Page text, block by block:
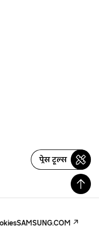
प्रेस टूल्स
SAMSUNG.COM